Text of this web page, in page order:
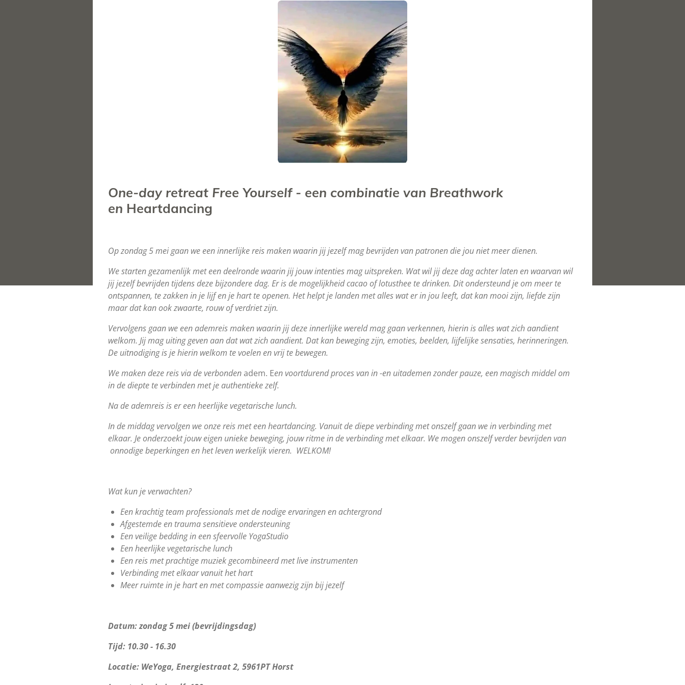
One-day retreat Free Yourself - een combinatie van Breathwork
en Heartdancing
Op zondag 5 mei gaan we een innerlijke reis maken waarin jij jezelf mag bevrijden van patronen die jou niet meer dienen.
We starten gezamenlijk met een deelronde waarin jij jouw intenties mag uitspreken. Wat wil jij deze dag achter laten en waarvan wil
jij jezelf bevrijden tijdens deze bijzondere dag. Er is de mogelijkheid cacao of lotusthee te drinken. Dit ondersteund je om meer te
ontspannen, te zakken in je lijf en je hart te openen. Het helpt je landen met alles wat er in jou leeft, dat kan mooi zijn, liefde zijn
maar dat kan ook zwaarte, rouw of verdriet zijn.
Vervolgens gaan we een ademreis maken waarin jij deze innerlijke wereld mag gaan verkennen, hierin is alles wat zich aandient
welkom. Jij mag uiting geven aan dat wat zich aandient. Dat kan beweging zijn, emoties, beelden, lijfelijke sensaties, herinneringen.
De uitnodiging is je hierin welkom te voelen en vrij te bewegen.
We maken deze reis via de verbondenadem. Een voortdurend proces van in -en uitademen zonder pauze, een magisch middel om
in de diepte te verbinden met je authentieke zelf.
Na de ademreis is er een heerlijke vegetarische lunch.
In de middag vervolgen we onze reis met een heartdancing. Vanuit de diepe verbinding met onszelf gaan we in verbinding met
elkaar. Je onderzoekt jouw eigen unieke beweging, jouw ritme in de verbinding met elkaar. We mogen onszelf verder bevrijden van
onnodige beperkingen en het leven werkelijk vieren. WELKOM!
Wat kun je verwachten?
Een krachtig team professionals met de nodige ervaringen en achtergrond
Afgestemde en trauma sensitieve ondersteuning
Een veilige bedding in een sfeervolle YogaStudio
Een heerlijke vegetarische lunch
Een reis met prachtige muziek gecombineerd met live instrumenten
Verbinding met elkaar vanuit het hart
Meer ruimte in je hart en met compassie aanwezig zijn bij jezelf
Datum: zondag 5 mei (bevrijdingsdag)
Tijd: 10.30 - 16.30
Locatie: WeYoga, Energiestraat 2, 5961PT Horst